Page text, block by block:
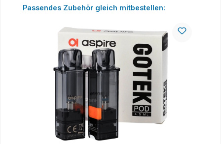
Produktgalerie überspringen
Passendes Zubehör gleich mitbestellen: